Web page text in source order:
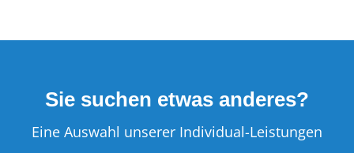
Sie suchen etwas anderes?
Eine Auswahl unserer Individual-Leistungen